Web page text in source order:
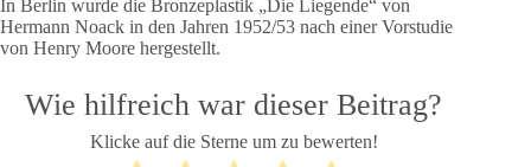
In Berlin wurde die Bronzeplastik „Die Liegende“ von
Hermann Noack in den Jahren 1952/53 nach einer Vorstudie
von Henry Moore hergestellt.
Wie hilfreich war dieser Beitrag?
Klicke auf die Sterne um zu bewerten!